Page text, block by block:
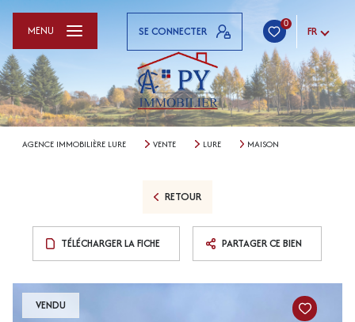
SE CONNECTER
0
FR
MENU
AGENCE IMMOBILIÈRE LURE VENTE LURE MAISON
RETOUR
TÉLÉCHARGER LA FICHE PARTAGER CE BIEN
VENDU